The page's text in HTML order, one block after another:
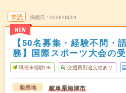
未読
NEW
掲載日 2026/08/04
【50名募集・経験不問・
務】国際スポーツ大会の
職種未経験OK 交通費別途支給あり
勤務地 岐阜県海津市